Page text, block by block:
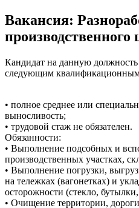
Вакансия:
производственного
Кандидат на данную должность
следующим квалификационным
• полное среднее или
выносливость;
• трудовой стаж не обязателен.
Обязанности:
• Выполнение подсобных и
производственных участках,
• Выполнение погрузки,
на тележках (вагонетках) и
осторожности (стекло,
• Очищение территории,